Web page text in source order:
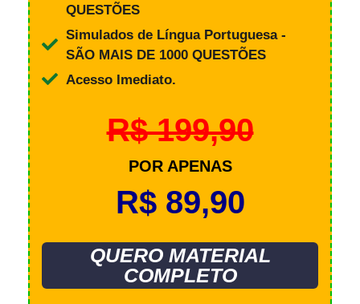
QUESTÕES
Simulados de Língua Portuguesa -
SÃO MAIS DE 1000 QUESTÕES
Acesso Imediato.
R$ 199,90
POR APENAS
R$ 89,90
QUERO MATERIAL
COMPLETO